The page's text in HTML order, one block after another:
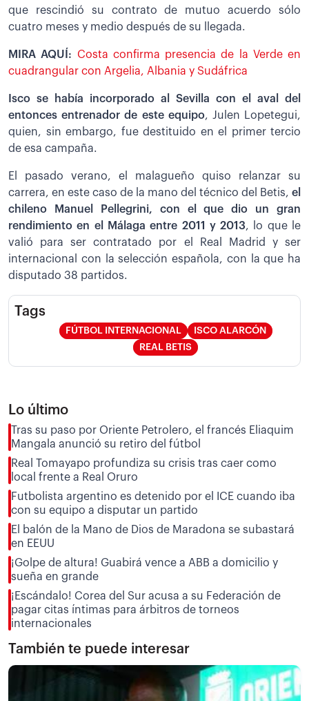
que rescindió su contrato de mutuo acuerdo sólo
cuatro meses y medio después de su llegada.
MIRA AQUÍ: Costa confirma presencia de la Verde en
cuadrangular con Argelia, Albania y Sudáfrica
Isco se había incorporado al Sevilla con el aval del
entonces entrenador de este equipo, Julen Lopetegui,
quien, sin embargo, fue destituido en el primer tercio
de esa campaña.
El pasado verano, el malagueño quiso relanzar su
carrera, en este caso de la mano del técnico del Betis, el
chileno Manuel Pellegrini, con el que dio un gran
rendimiento en el Málaga entre 2011 y 2013, lo que le
valió para ser contratado por el Real Madrid y ser
internacional con la selección española, con la que ha
disputado 38 partidos.
Tags
FÚTBOL INTERNACIONAL
ISCO ALARCÓN
REAL BETIS
Lo último
Tras su paso por Oriente Petrolero, el francés Eliaquim
Mangala anunció su retiro del fútbol
Real Tomayapo profundiza su crisis tras caer como
local frente a Real Oruro
Futbolista argentino es detenido por el ICE cuando iba
con su equipo a disputar un partido
El balón de la Mano de Dios de Maradona se subastará
en EEUU
¡Golpe de altura! Guabirá vence a ABB a domicilio y
sueña en grande
¡Escándalo! Corea del Sur acusa a su Federación de
pagar citas íntimas para árbitros de torneos
internacionales
También te puede interesar